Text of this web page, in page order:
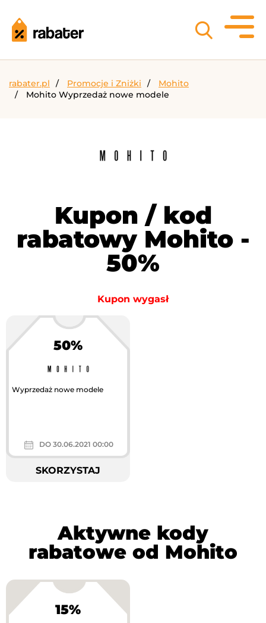
rabater.pl Promocje i Zniżki
Mohito
Mohito Wyprzedaż nowe modele
Kupon / kod
rabatowy Mohito -
50%
Kupon wygasł
50%
Wyprzedaż nowe modele
DO 30.06.2021 00:00
SKORZYSTAJ
Aktywne kody
rabatowe od Mohito
15%